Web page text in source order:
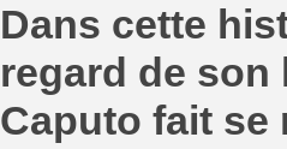
Dans cette
regard de son
Caputo fait se